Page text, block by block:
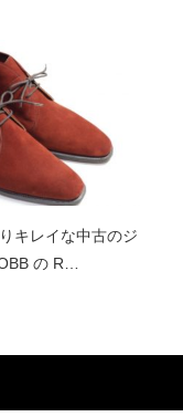
キレイな中古のジ
の R…